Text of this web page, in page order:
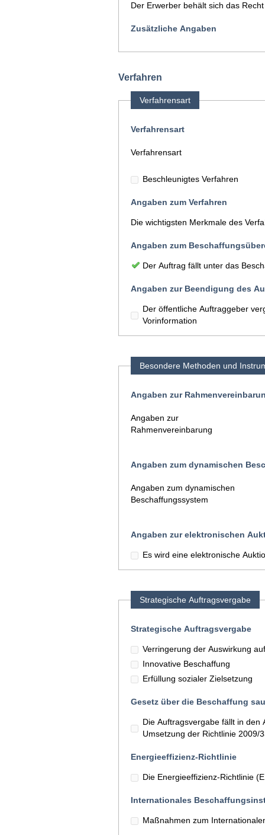
Der Erwerber behält sich das
Zusätzliche Angaben
Verfahren
Verfahrensart
Verfahrensart
Verfahrensart
Beschleunigtes Verfahren
Angaben zum Verfahren
Die wichtigsten Merkmale des
Angaben zum
Der Auftrag fällt unter das
Angaben zur Beendigung des
Der öffentliche Auftraggeber
Vorinformation
Besondere Methoden und
Angaben zur
Angaben zur
Rahmenvereinbarung
Angaben zum dynamischen
Angaben zum dynamischen
Beschaffungssystem
Angaben zur elektronischen
Es wird eine elektronische
Strategische Auftragsvergabe
Strategische Auftragsvergabe
Verringerung der Auswirkung
Innovative Beschaffung
Erfüllung sozialer Zielsetzung
Gesetz über die Beschaffung
Die Auftragsvergabe fällt in
Umsetzung der Richtlinie 2009/
Energieeffizienz-Richtlinie
Die Energieeffizienz-Richtlinie
Internationales
Maßnahmen zum